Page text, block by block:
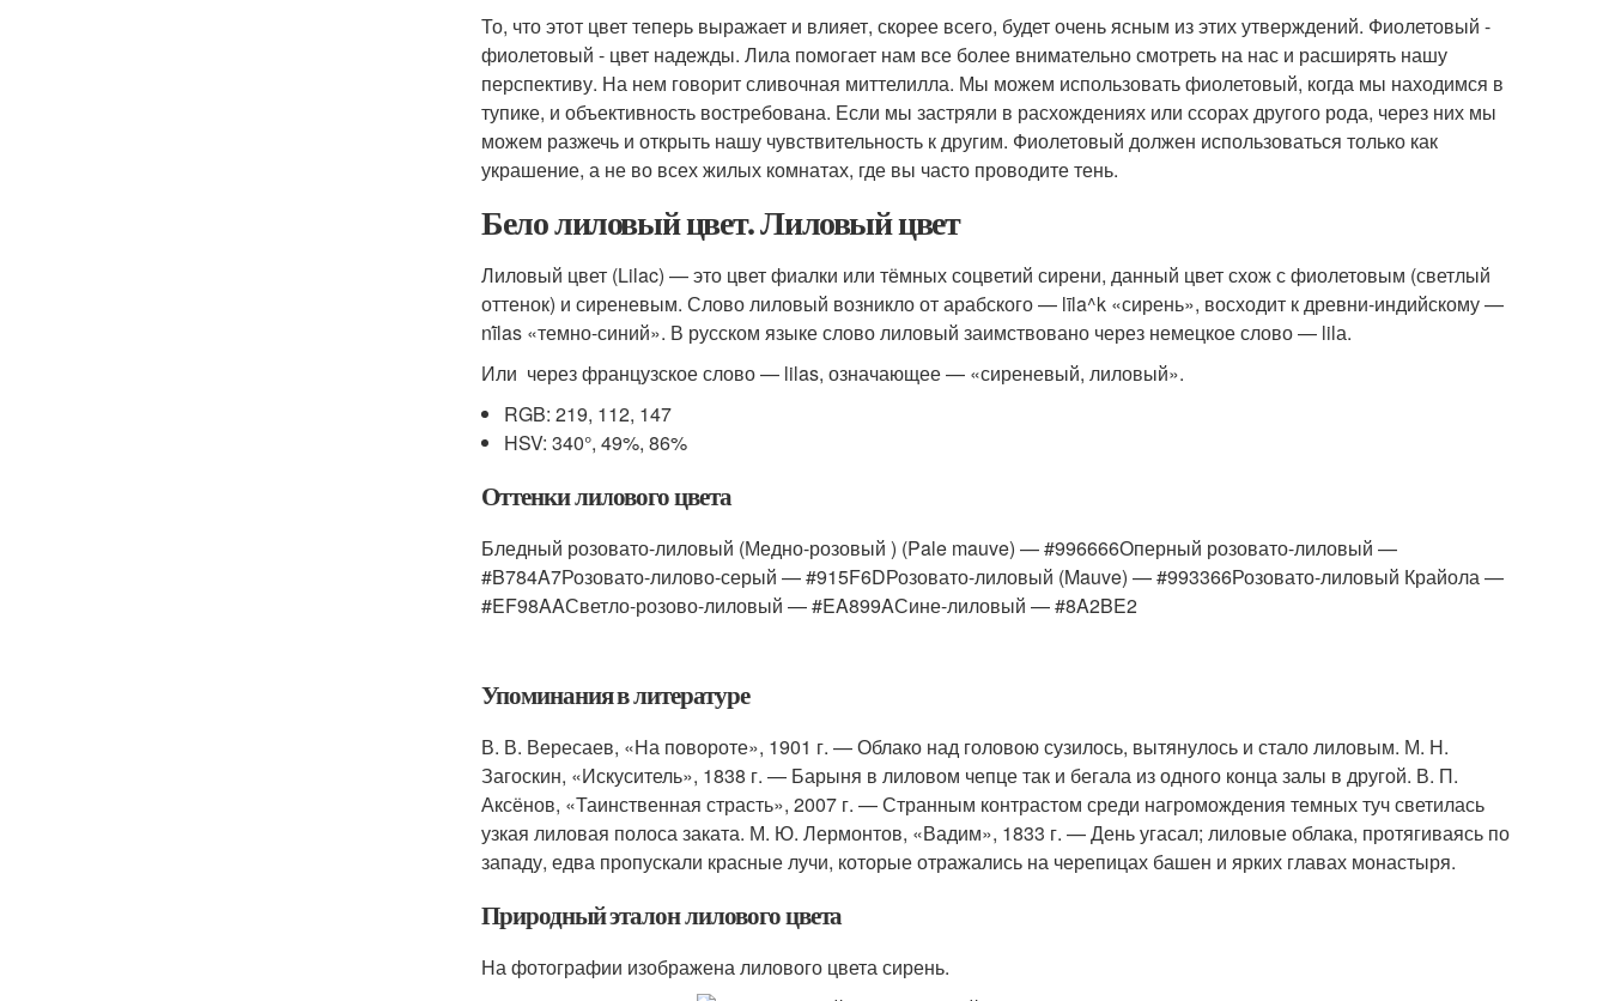
То, что этот цвет теперь выражает и влияет, скорее всего, будет очень ясным из этих утверждений. Фиолетовый -
фиолетовый - цвет надежды. Лила помогает нам все более внимательно смотреть на нас и расширять нашу
перспективу. На нем говорит сливочная миттелилла. Мы можем использовать фиолетовый, когда мы находимся в
тупике, и объективность востребована. Если мы застряли в расхождениях или ссорах другого рода, через них мы
можем разжечь и открыть нашу чувствительность к другим. Фиолетовый должен использоваться только как
украшение, а не во всех жилых комнатах, где вы часто проводите тень.
Бело лиловый цвет. Лиловый цвет
Лиловый цвет (Lilac) — это цвет фиалки или тёмных соцветий сирени, данный цвет схож с фиолетовым (светлый
оттенок) и сиреневым. Слово лиловый возникло от арабского — līla^k «сирень», восходит к древни-индийскому —
nī́las «темно-синий». В русском языке слово лиловый заимствовано через немецкое слово — lilа.
Или через французское слово — lilas, означающее — «сиреневый, лиловый».
RGB: 219, 112, 147
HSV: 340°, 49%, 86%
Оттенки лилового цвета
Бледный розовато-лиловый (Медно-розовый ) (Pale mauve) — #996666Оперный розовато-лиловый —
#B784A7Розовато-лилово-серый — #915F6DРозовато-лиловый (Mauve) — #993366Розовато-лиловый Крайола —
#EF98AAСветло-розово-лиловый — #EA899AСине-лиловый — #8A2BE2
Упоминания в литературе
В. В. Вересаев, «На повороте», 1901 г. — Облако над головою сузилось, вытянулось и стало лиловым. М. Н.
Загоскин, «Искуситель», 1838 г. — Барыня в лиловом чепце так и бегала из одного конца залы в другой. В. П.
Аксёнов, «Таинственная страсть», 2007 г. — Странным контрастом среди нагромождения темных туч светилась
узкая лиловая полоса заката. М. Ю. Лермонтов, «Вадим», 1833 г. — День угасал; лиловые облака, протягиваясь по
западу, едва пропускали красные лучи, которые отражались на черепицах башен и ярких главах монастыря.
Природный эталон лилового цвета
На фотографии изображена лилового цвета сирень.